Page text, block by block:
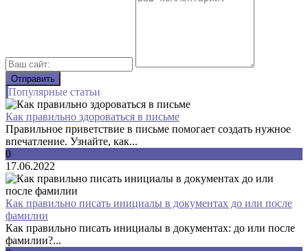
Популярные статьи
Как правильно здороваться в письме
Правильное приветствие в письме помогает создать нужное
впечатление. Узнайте, как...
0
17.06.2022
Как правильно писать инициалы в документах до или после
фамилии
Как правильно писать инициалы в документах: до или после
фамилии?...